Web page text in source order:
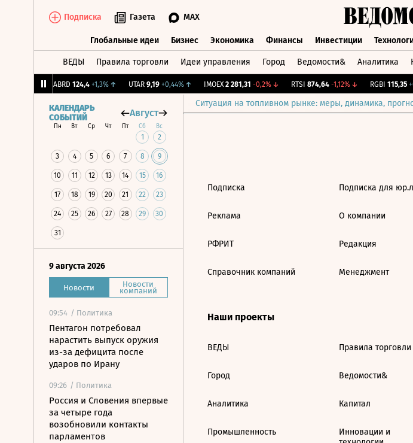
Подписка Газета MAX
Глобальные идеи Бизнес Экономика Финансы Инвестиции
ВЕДЫ Правила торговли Идеи управления Город Ведомости& Аналитика
ABRD 124,4 +1,3%↑ UTAR 9,19 +0,44%↑ IMOEX 2 281,31 -0,2%↓ RTSI 874,64 -1,12%↓ RGBI 115,35
Ситуация на топливном рынке: меры, динамика,
КАЛЕНДАРЬ
СОБЫТИЙ
Август
Пн Вт Ср Чт Пт Сб Вс
1 2
3 4 5 6 7 8 9
10 11 12 13 14 15 16
17 18 19 20 21 22 23
24 25 26 27 28 29 30
31
9 августа 2026
Новости Новости
компаний
09:54 / Политика
Пентагон потребовал
нарастить выпуск оружия
из-за дефицита после
ударов по Ирану
09:26 / Политика
Россия и Словения впервые
за четыре года
возобновили контакты
парламентов
Подписка
Реклама
РФРИТ
Справочник компаний
Подписка для
О компании
Редакция
Менеджмент
Наши проекты
ВЕДЫ
Город
Аналитика
Промышленность
Правила торговли
Ведомости&
Капитал
Инновации и